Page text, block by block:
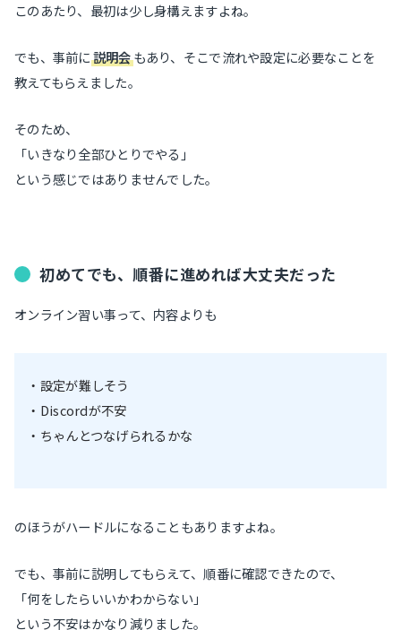
このあたり、最初は少し身構えますよね。
でも、事前に説明会もあり、そこで流れや設定に必要なことを
教えてもらえました。
そのため、
「いきなり全部ひとりでやる」
という感じではありませんでした。
初めてでも、順番に進めれば大丈夫だった
オンライン習い事って、内容よりも
・設定が難しそう
・Discordが不安
・ちゃんとつなげられるかな
のほうがハードルになることもありますよね。
でも、事前に説明してもらえて、順番に確認できたので、
「何をしたらいいかわからない」
という不安はかなり減りました。